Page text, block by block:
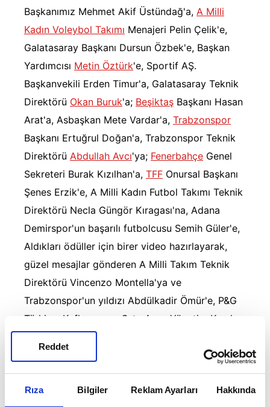
Rıza Bilgiler Reklam Ayarları Hakkında
Reddet
Başkanımız Mehmet Akif Üstündağ'a, A Milli
Kadın Voleybol Takımı Menajeri Pelin Çelik'e,
Galatasaray Başkanı Dursun Özbek'e, Başkan
Yardımcısı Metin Öztürk'e, Sportif AŞ.
Başkanvekili Erden Timur'a, Galatasaray Teknik
Direktörü Okan Buruk'a; Beşiktaş Başkanı Hasan
Arat'a, Asbaşkan Mete Vardar'a, Trabzonspor
Başkanı Ertuğrul Doğan'a, Trabzonspor Teknik
Direktörü Abdullah Avcı'ya; Fenerbahçe Genel
Sekreteri Burak Kızılhan'a, TFF Onursal Başkanı
Şenes Erzik'e, A Milli Kadın Futbol Takımı Teknik
Direktörü Necla Güngör Kıragası'na, Adana
Demirspor'un başarılı futbolcusu Semih Güler'e,
Aldıkları ödüller için birer video hazırlayarak,
güzel mesajlar gönderen A Milli Takım Teknik
Direktörü Vincenzo Montella'ya ve
Trabzonspor'un yıldızı Abdülkadir Ömür'e, P&G
Türkiye, Kafkasya ve Orta Asya Yönetim Kurulu
Başkanı Tankut Turnaoğlu'na, Jolly Tur Onursal
etkinliğimizde destekleri ile gücümüze güç
katan Turkuvaz Medya Grubu'nun üst düzey